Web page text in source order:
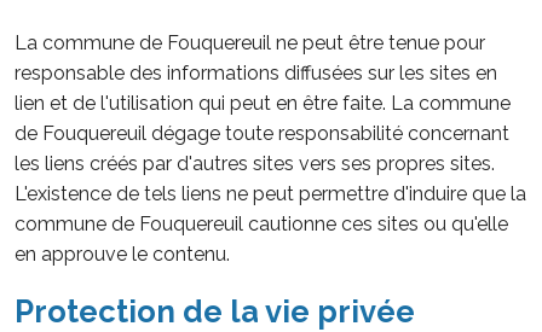
La commune de Fouquereuil ne peut être tenue pour
responsable des informations diffusées sur les sites en
lien et de l'utilisation qui peut en être faite. La commune
de Fouquereuil dégage toute responsabilité concernant
les liens créés par d'autres sites vers ses propres sites.
L'existence de tels liens ne peut permettre d'induire que la
commune de Fouquereuil cautionne ces sites ou qu'elle
en approuve le contenu.
Protection de la vie privée